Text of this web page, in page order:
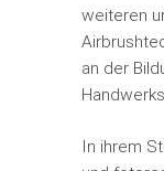
weiteren
an der
In ihrem